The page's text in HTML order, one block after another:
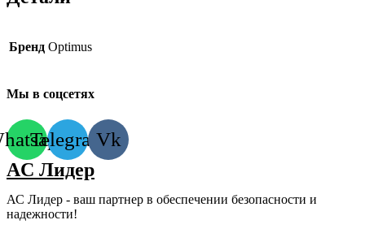
Бренд Optimus
Мы в соцсетях
TelegramVk
AC Лидер
АС Лидер - ваш партнер в обеспечении безопасности и
надежности!